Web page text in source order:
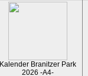
Kalender Branitzer Park
2026 -A4-